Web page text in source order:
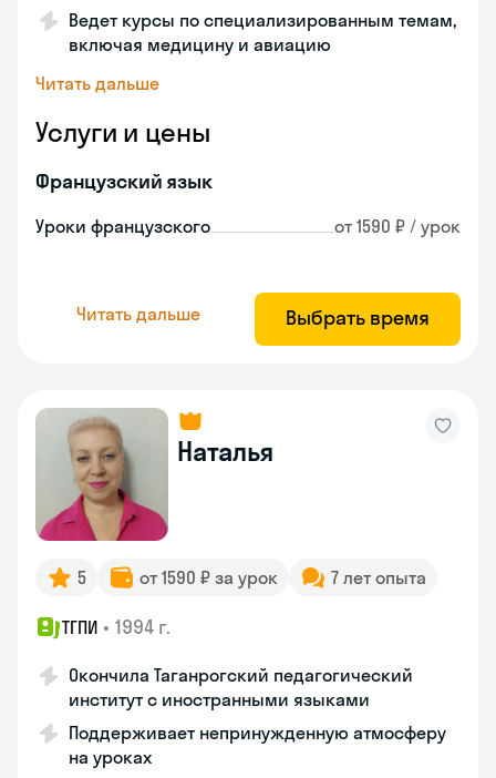
Ведет курсы по специализированным темам,
включая медицину и авиацию
Читать дальше
Услуги и цены
Французский язык
Уроки французского от 1590 ₽ / урок
Читать дальше Выбрать время
Наталья
5 от 1590 ₽ за урок 7 лет опыта
ТГПИ • 1994 г.
Окончила Таганрогский педагогический
институт с иностранными языками
Поддерживает непринужденную атмосферу
на уроках